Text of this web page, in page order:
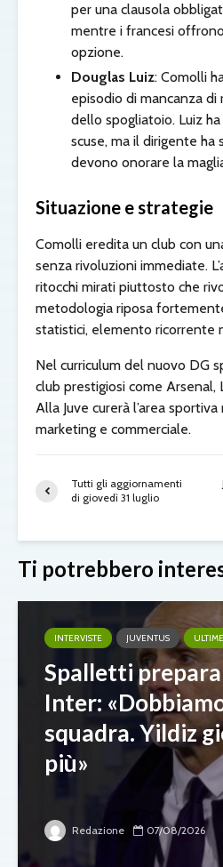
per una clausola
mentre i francesi
opzione.
Douglas Luiz: Comolli
episodio di mancanza
dello spogliatoio. Luiz
scuse, ma il dirigente
devono onorare la
Situazione e strategie
Comolli eredita un club con
senza rivoluzioni immediate.
ritocchi mirati piuttosto che
metodologia riposa
statistici, elemento ricorrente
Nel curriculum del nuovo DG
club prestigiosi come
Alla Juve curerà l’area
marketing e commerciale.
Tutti gli aggiornamenti
di giovedì 31 luglio
Ti potrebbero
INTERVISTE JUVENTUS
Spalletti
Inter:
squadra. Yildiz
più»
Redazione 07/08/2026